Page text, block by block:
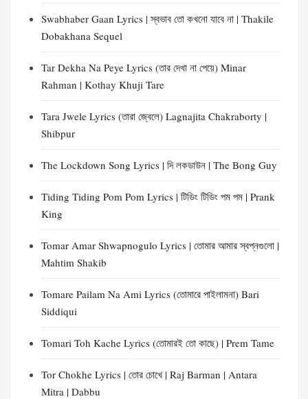
Swabhaber Gaan Lyrics | স্বভাব তো কখনো যাবে না | Thakile
Dobakhana Sequel
Tar Dekha Na Peye Lyrics (তার দেখা না পেয়ে) Minar
Rahman | Kothay Khuji Tare
Tara Jwele Lyrics (তারা জ্বেলে) Lagnajita Chakraborty |
Shibpur
The Lockdown Song Lyrics | দি লকডাউন | The Bong Guy
Tiding Tiding Pom Pom Lyrics | টিডিং টিডিং পম পম | Prank
King
Tomar Amar Shwapnogulo Lyrics | তোমার আমার স্বপ্নগুলো |
Mahtim Shakib
Tomare Pailam Na Ami Lyrics (তোমারে পাইলামনা) Bari
Siddiqui
Tomari Toh Kache Lyrics (তোমারই তো কাছে) | Prem Tame
Tor Chokhe Lyrics | তোর চোখে | Raj Barman | Antara
Mitra | Dabbu